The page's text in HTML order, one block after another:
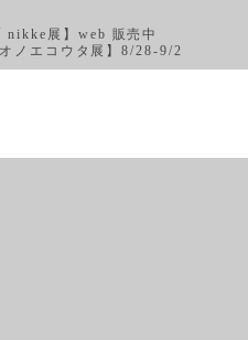
nikke展】web 販売中
オノエコウタ展】8/28-9/2